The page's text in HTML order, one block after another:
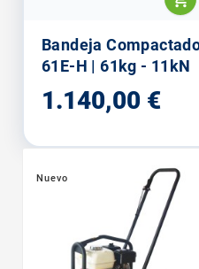
Bandeja
61E-H | 61kg - 11kN
1.140,00 €Precio
Nuevo